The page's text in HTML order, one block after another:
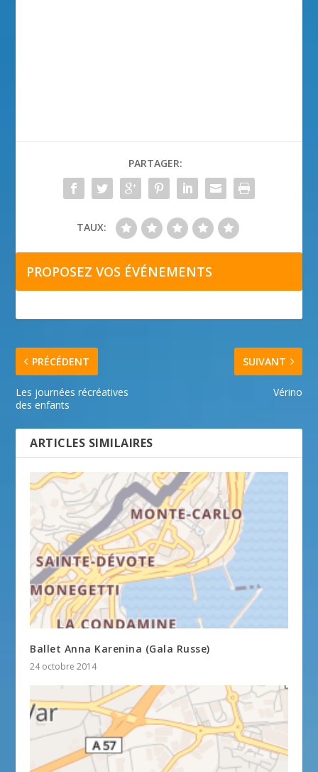
PARTAGER:
TAUX:
PROPOSEZ VOS ÉVÉNEMENTS
PRÉCÉDENT
Les journées récréatives
des enfants
SUIVANT
Vérino
ARTICLES SIMILAIRES
Ballet Anna Karenina (Gala Russe)
24 octobre 2014